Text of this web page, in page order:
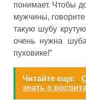
понимает. Чтобы
мужчины,
такую шубу
очень нужна
пуховике!”
Читайте еще:
знать о